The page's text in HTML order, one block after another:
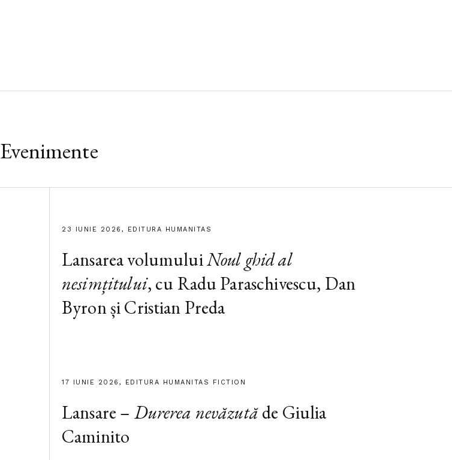
Evenimente
23 IUNIE 2026, EDITURA HUMANITAS
Lansarea volumuluiNoul ghid al
nesimțitului, cu Radu Paraschivescu, Dan
Byron și Cristian Preda
17 IUNIE 2026, EDITURA HUMANITAS FICTION
Lansare – Durerea nevăzutăde Giulia
Caminito